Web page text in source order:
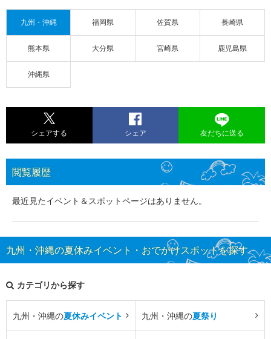
九州・沖縄 福岡県 佐賀県 長崎県
熊本県 大分県 宮崎県 鹿児島県
沖縄県
シェアする シェア 友だちに送る
閲覧履歴
最近見たイベント＆スポットページはありません。
九州・沖縄の夏休みイベント・おでかけスポットを探す
カテゴリから探す
九州・沖縄の夏休みイベント 九州・沖縄の夏祭り